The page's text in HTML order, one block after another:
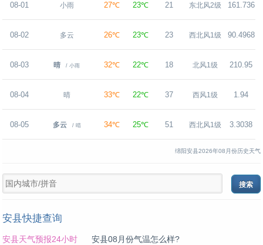
08-01 小雨 27℃ 23℃ 21 东北风2级 161.736
9
08-02 多云 26℃ 23℃ 23 西北风1级 90.4968
08-03 晴 / 小雨 32℃ 22℃ 18 北风1级 210.95
08-04 晴 33℃ 22℃ 37 西风1级 1.94
08-05 多云 / 晴 34℃ 25℃ 51 西北风1级 3.3038
绵阳安县2026年08月份历史天气
安县快捷查询
安县天气预报24小时
安县08月份气温怎么样?